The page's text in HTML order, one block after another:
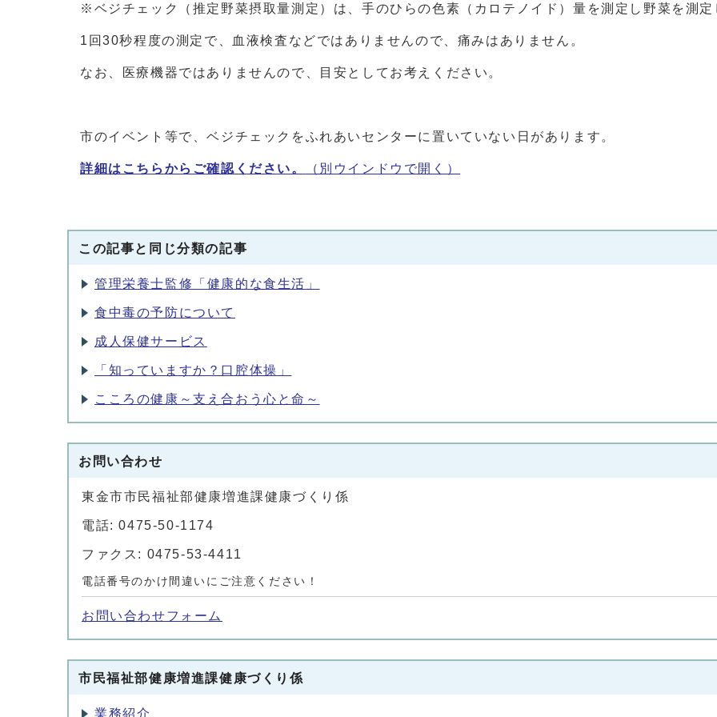
※ベジチェック（推定野菜摂取量測定）は、手のひらの色素（カロテノイド）量を測定し野菜を測定
1回30秒程度の測定で、血液検査などではありませんので、痛みはありません。
なお、医療機器ではありませんので、目安としてお考えください。
市のイベント等で、ベジチェックをふれあいセンターに置いていない日があります。
詳細はこちらからご確認ください。 （別ウインドウで開く）
この記事と同じ分類の記事
管理栄養士監修「健康的な食生活」
食中毒の予防について
成人保健サービス
「知っていますか？口腔体操」
こころの健康～支え合おう心と命～
お問い合わせ
東金市市民福祉部健康増進課健康づくり係
電話: 0475-50-1174
ファクス: 0475-53-4411
電話番号のかけ間違いにご注意ください！
お問い合わせフォーム
市民福祉部健康増進課健康づくり係
業務紹介